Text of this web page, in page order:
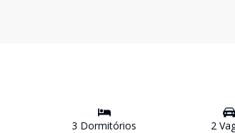
3 Dormitórios 2